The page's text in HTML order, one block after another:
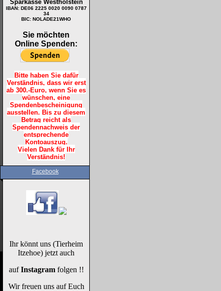
Sparkasse Westholstein
IBAN: DE06 2225 0020 0090 0787
34
BIC: NOLADE21WHO
Sie möchten
Online Spenden:
Bitte haben Sie dafür
Verständnis, dass wir erst
ab 300.-Euro, wenn Sie es
wünschen, eine
Spendenbescheinigung
ausstellen. Bis zu diesem
Betrag reicht als
Spendennachweis der
entsprechende
Kontoauszug.
Vielen Dank für Ihr
Verständnis!
Facebook
Ihr könnt uns (Tierheim
Itzehoe) jetzt auch
aufInstagramfolgen !!
Wir freuen uns auf Euch